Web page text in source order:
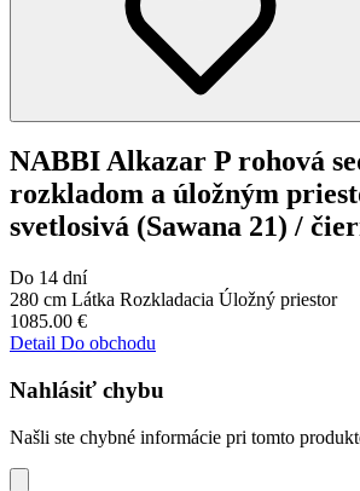
NABBI Alkazar P rohová
rozkladom a úložným
svetlosivá (Sawana 21) /
Do 14 dní
280 cm Látka Rozkladacia Úložný priestor
1085.00 €
Detail Do obchodu
Nahlásiť chybu
Našli ste chybné informácie pri tomto